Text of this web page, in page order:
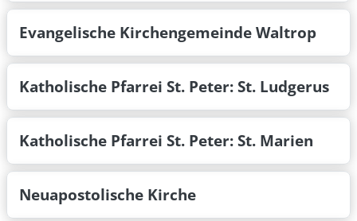
Evangelische Kirchengemeinde Waltrop
Katholische Pfarrei St. Peter: St. Ludgerus
Katholische Pfarrei St. Peter: St. Marien
Neuapostolische Kirche